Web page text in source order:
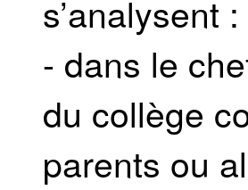
s’analysent :
- dans le
du collège
parents ou